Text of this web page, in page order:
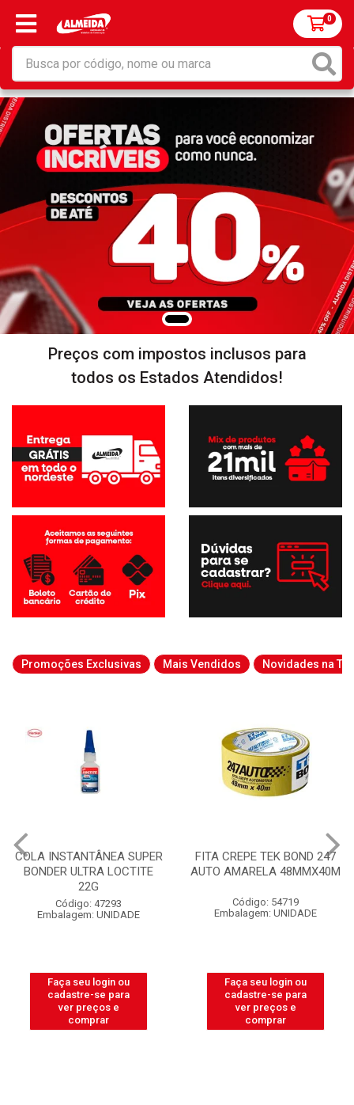
0
Preços com impostos inclusos para
todos os Estados Atendidos!
Promoções Exclusivas Mais Vendidos Novidades na
COLA INSTANTÂNEA SUPER
BONDER ULTRA LOCTITE
22G
Código: 47293
Embalagem: UNIDADE
Faça seu login ou
cadastre-se para
ver preços e
comprar
FITA CREPE TEK BOND 247
AUTO AMARELA 48MMX40M
Código: 54719
Embalagem: UNIDADE
Faça seu login ou
cadastre-se para
ver preços e
comprar